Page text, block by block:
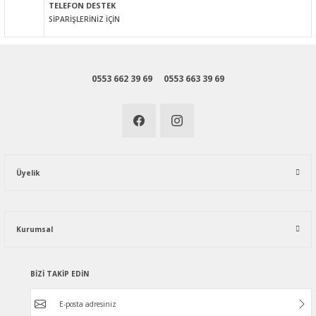
TELEFON DESTEK
SİPARİŞLERİNİZ İÇİN
0553 662 39 69 0553 663 39 69
Üyelik
Kurumsal
BİZİ TAKİP EDİN